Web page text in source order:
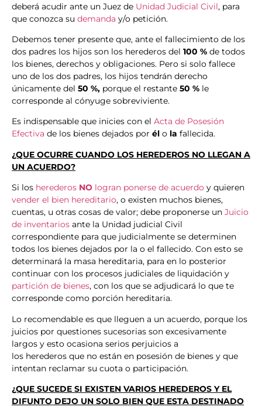
deberá acudir ante un Juez de Unidad Judicial Civil, para
que conozca su demanda y/o petición.
Debemos tener presente que, ante el fallecimiento de los
dos padres los hijos son los herederos del 100 % de todos
los bienes, derechos y obligaciones. Pero si solo fallece
uno de los dos padres, los hijos tendrán derecho
únicamente del 50 %, porque el restante 50 % le
corresponde al cónyuge sobreviviente.
Es indispensable que inicies con el Acta de Posesión
Efectiva de los bienes dejados por él o la fallecida.
¿QUE OCURRE CUANDO LOS HEREDEROS NO LLEGAN A
UN ACUERDO?
Si los herederos NO logran ponerse de acuerdo y quieren
vender el bien hereditario, o existen muchos bienes,
cuentas, u otras cosas de valor; debe proponerse un Juicio
de inventarios ante la Unidad judicial Civil
correspondiente para que judicialmente se determinen
todos los bienes dejados por la o el fallecido. Con esto se
determinará la masa hereditaria, para en lo posterior
continuar con los procesos judiciales de liquidación y
partición de bienes, con los que se adjudicará lo que te
corresponde como porción hereditaria.
Lo recomendable es que lleguen a un acuerdo, porque los
juicios por questiones sucesorias son excesivamente
largos y esto ocasiona serios perjuicios a
los herederos que no están en posesión de bienes y que
intentan reclamar su cuota o participación.
¿QUE SUCEDE SI EXISTEN VARIOS HEREDEROS Y EL
DIFUNTO DEJO UN SOLO BIEN QUE ESTA DESTINADO